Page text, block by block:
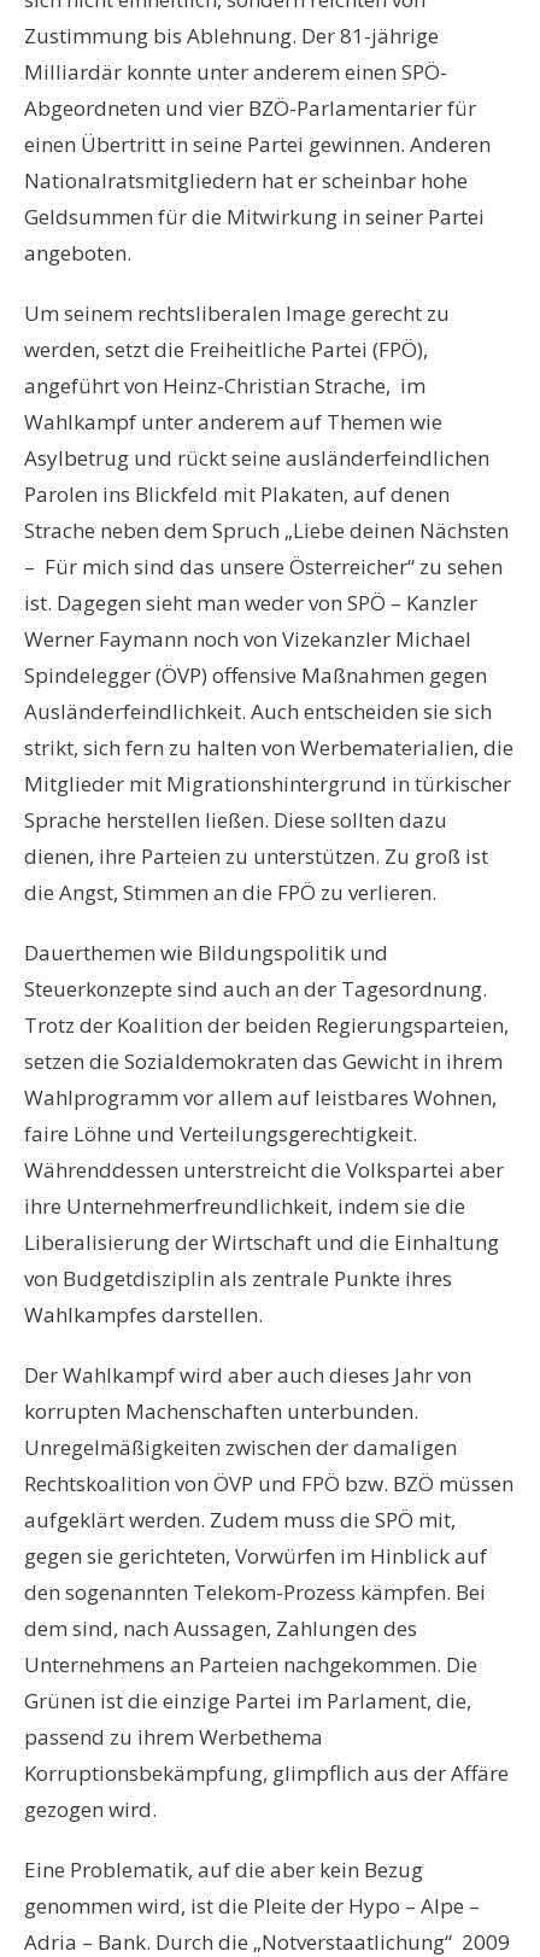
Zustimmung bis Ablehnung. Der 81-jährige
Milliardär konnte unter anderem einen SPÖ-
Abgeordneten und vier BZÖ-Parlamentarier für
einen Übertritt in seine Partei gewinnen. Anderen
Nationalratsmitgliedern hat er scheinbar hohe
Geldsummen für die Mitwirkung in seiner Partei
angeboten.
Um seinem rechtsliberalen Image gerecht zu
werden, setzt die Freiheitliche Partei (FPÖ),
angeführt von Heinz-Christian Strache, im
Wahlkampf unter anderem auf Themen wie
Asylbetrug und rückt seine ausländerfeindlichen
Parolen ins Blickfeld mit Plakaten, auf denen
Strache neben dem Spruch „Liebe deinen Nächsten
– Für mich sind das unsere Österreicher“ zu sehen
ist. Dagegen sieht man weder von SPÖ – Kanzler
Werner Faymann noch von Vizekanzler Michael
Spindelegger (ÖVP) offensive Maßnahmen gegen
Ausländerfeindlichkeit. Auch entscheiden sie sich
strikt, sich fern zu halten von Werbematerialien, die
Mitglieder mit Migrationshintergrund in türkischer
Sprache herstellen ließen. Diese sollten dazu
dienen, ihre Parteien zu unterstützen. Zu groß ist
die Angst, Stimmen an die FPÖ zu verlieren.
Dauerthemen wie Bildungspolitik und
Steuerkonzepte sind auch an der Tagesordnung.
Trotz der Koalition der beiden Regierungsparteien,
setzen die Sozialdemokraten das Gewicht in ihrem
Wahlprogramm vor allem auf leistbares Wohnen,
faire Löhne und Verteilungsgerechtigkeit.
Währenddessen unterstreicht die Volkspartei aber
ihre Unternehmerfreundlichkeit, indem sie die
Liberalisierung der Wirtschaft und die Einhaltung
von Budgetdisziplin als zentrale Punkte ihres
Wahlkampfes darstellen.
Der Wahlkampf wird aber auch dieses Jahr von
korrupten Machenschaften unterbunden.
Unregelmäßigkeiten zwischen der damaligen
Rechtskoalition von ÖVP und FPÖ bzw. BZÖ müssen
aufgeklärt werden. Zudem muss die SPÖ mit,
gegen sie gerichteten, Vorwürfen im Hinblick auf
den sogenannten Telekom-Prozess kämpfen. Bei
dem sind, nach Aussagen, Zahlungen des
Unternehmens an Parteien nachgekommen. Die
Grünen ist die einzige Partei im Parlament, die,
passend zu ihrem Werbethema
Korruptionsbekämpfung, glimpflich aus der Affäre
gezogen wird.
Eine Problematik, auf die aber kein Bezug
genommen wird, ist die Pleite der Hypo – Alpe –
Adria – Bank. Durch die „Notverstaatlichung“ 2009